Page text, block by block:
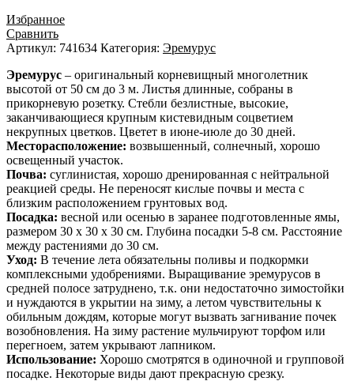
Избранное
Сравнить
Артикул: 741634 Категория: Эремурус
Эремурус – оригинальный корневищный многолетник
высотой от 50 см до 3 м. Листья длинные, собраны в
прикорневую розетку. Стебли безлистные, высокие,
заканчивающиеся крупным кистевидным соцветием
некрупных цветков. Цветет в июне-июле до 30 дней.
Месторасположение: возвышенный, солнечный, хорошо
освещенный участок.
Почва: суглинистая, хорошо дренированная с нейтральной
реакцией среды. Не переносят кислые почвы и места с
близким расположением грунтовых вод.
Посадка: весной или осенью в заранее подготовленные ямы,
размером 30 х 30 х 30 см. Глубина посадки 5-8 см. Расстояние
между растениями до 30 см.
Уход: В течение лета обязательны поливы и подкормки
комплексными удобрениями. Выращивание эремурусов в
средней полосе затруднено, т.к. они недостаточно зимостойки
и нуждаются в укрытии на зиму, а летом чувствительны к
обильным дождям, которые могут вызвать загнивание почек
возобновления. На зиму растение мульчируют торфом или
перегноем, затем укрывают лапником.
Использование: Хорошо смотрятся в одиночной и групповой
посадке. Некоторые виды дают прекрасную срезку.